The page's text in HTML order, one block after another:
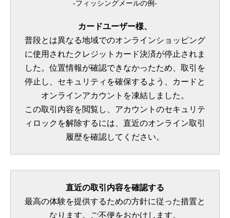
-フィッシングメールの例-
カードユーザー様、
普段とは異なる地域でのオンラインショッピング
に使用されたクレジットカード決済が停止されま
した。位置情報が確認できなかったため、取引を
停止し、セキュリティを確保するよう、カードと
オンラインアカウントを凍結しました。
この取引内容を閲覧し、アカウントのセキュリテ
ィロックを解除するには、直近のオンライン取引
履歴を確認してください。
直近の取引内容を確認する
最高の体験を提供するための方針に従った措置と
なります。ご不便をおかけします。